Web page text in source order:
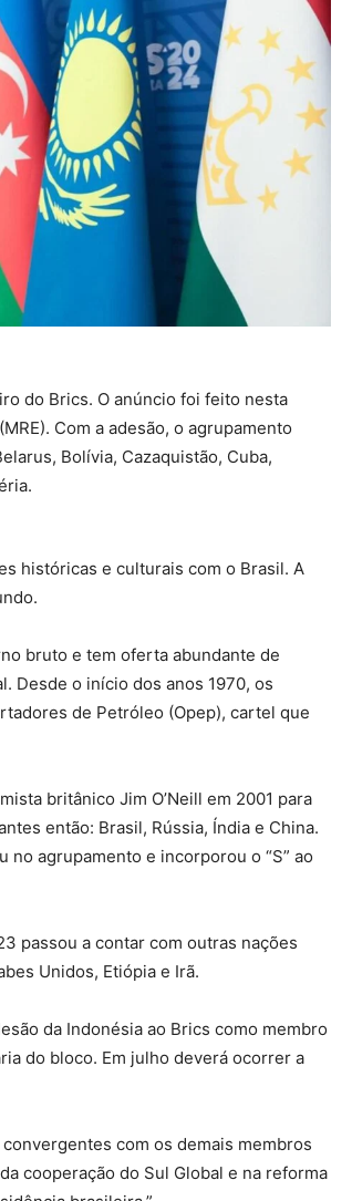
do Brics. O anúncio foi feito nesta
Com a adesão, o agrupamento
Bolívia, Cazaquistão, Cuba,
históricas e culturais com o Brasil. A
bruto e tem oferta abundante de
Desde o início dos anos 1970, os
de Petróleo (Opep), cartel que
britânico Jim O’Neill em 2001 para
então: Brasil, Rússia, Índia e China.
agrupamento e incorporou o “S” ao
passou a contar com outras nações
Unidos, Etiópia e Irã.
da Indonésia ao Brics como membro
do bloco. Em julho deverá ocorrer a
com os demais membros
cooperação do Sul Global e na reforma